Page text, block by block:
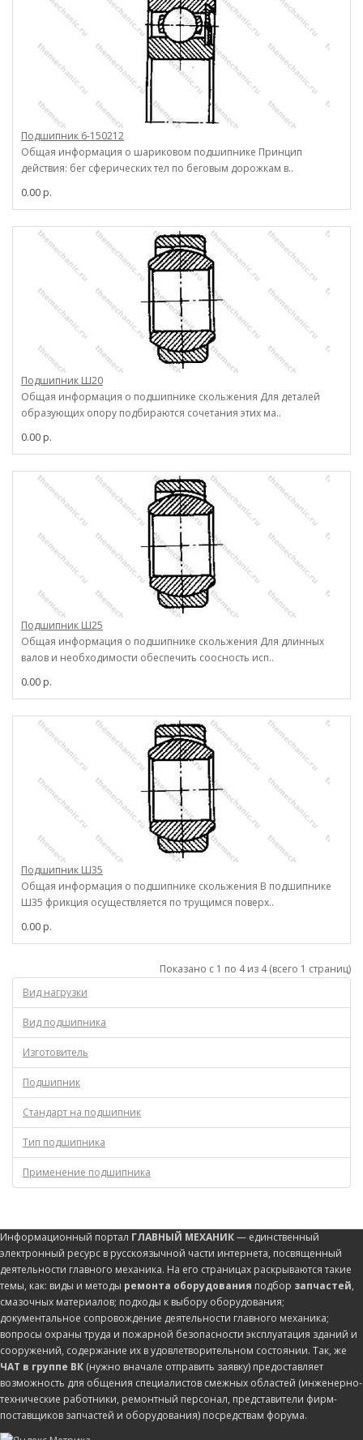
Подшипник 6-150212
Общая информация о шариковом подшипнике Принцип
действия: бег сферических тел по беговым дорожкам в..
0.00 р.
Подшипник Ш20
Общая информация о подшипнике скольжения Для деталей
образующих опору подбираются сочетания этих ма..
0.00 р.
Подшипник Ш25
Общая информация о подшипнике скольжения Для длинных
валов и необходимости обеспечить соосность исп..
0.00 р.
Подшипник Ш35
Общая информация о подшипнике скольжения В подшипнике
Ш35 фрикция осуществляется по трущимся поверх..
0.00 р.
Показано с 1 по 4 из 4 (всего 1 страниц)
Вид нагрузки
Вид подшипника
Изготовитель
Подшипник
Стандарт на подшипник
Тип подшипника
Применение подшипника
Информационный портал ГЛАВНЫЙ МЕХАНИК— единственный
электронный ресурс в русскоязычной части интернета, посвященный
деятельности главного механика. На его страницах раскрываются такие
темы, как: виды и методы ремонта оборудования подбор запчастей,
смазочных материалов; подходы к выбору оборудования;
документальное сопровождение деятельности главного механика;
вопросы охраны труда и пожарной безопасности эксплуатация зданий и
сооружений, содержание их в удовлетворительном состоянии. Так, же
ЧАТ в группе ВК (нужно вначале отправить заявку) предоставляет
возможность для общения специалистов смежных областей (инженерно-
технические работники, ремонтный персонал, представители фирм-
поставщиков запчастей и оборудования) посредствам форума.